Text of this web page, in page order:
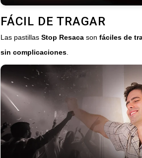
FÁCIL DE TRAGAR
Las pastillasStop Resaca sonfáciles de
sin complicaciones.